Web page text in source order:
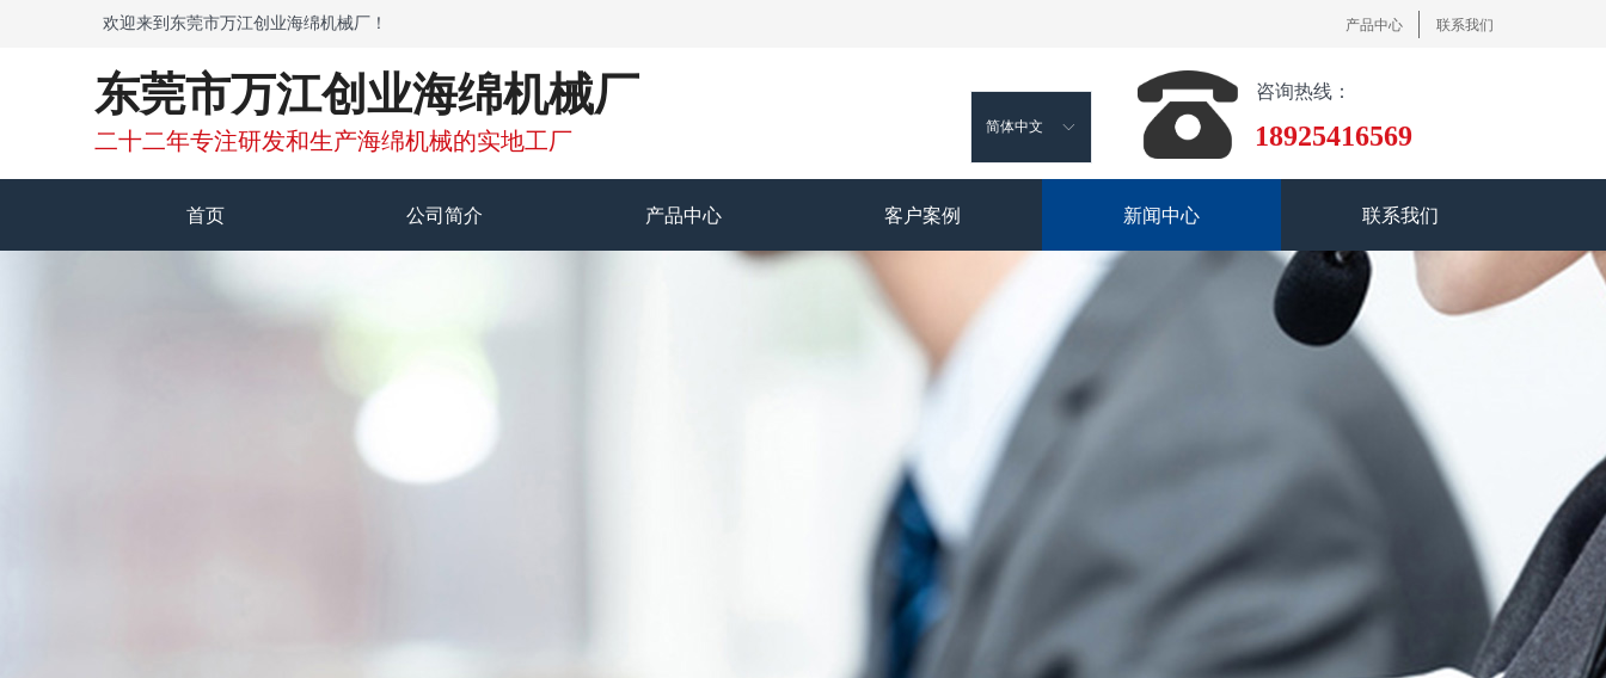
欢迎来到东莞市万江创业海绵机械厂！ 产品中心 联系我们
东莞市万江创业海绵机械厂
二十二年专注研发和生产海绵机械的实地工厂
咨询热线：
18925416569
ꀅ
简体中文
首页 公司简介 产品中心 客户案例 新闻中心 联系我们